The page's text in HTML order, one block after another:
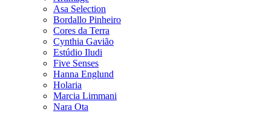
Asa Selection
Bordallo Pinheiro
Cores da Terra
Cynthia Gavião
Estúdio Iludi
Five Senses
Hanna Englund
Holaria
Marcia Limmani
Nara Ota